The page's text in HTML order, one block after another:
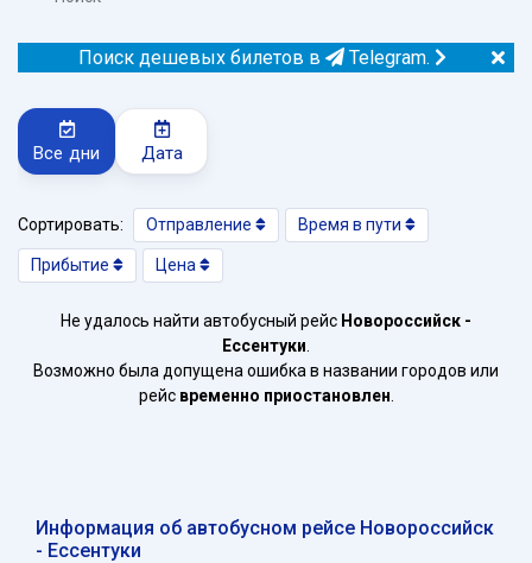
Поиск дешевых билетов в Telegram.
Все дни Дата
Сортировать: Отправление Время в пути
Прибытие Цена
Не удалось найти автобусный рейс Новороссийск -
Ессентуки
Возможно была допущена ошибка в названии городов или
рейс временно приостановлен
Информация об автобусном рейсе Новороссийск
- Ессентуки